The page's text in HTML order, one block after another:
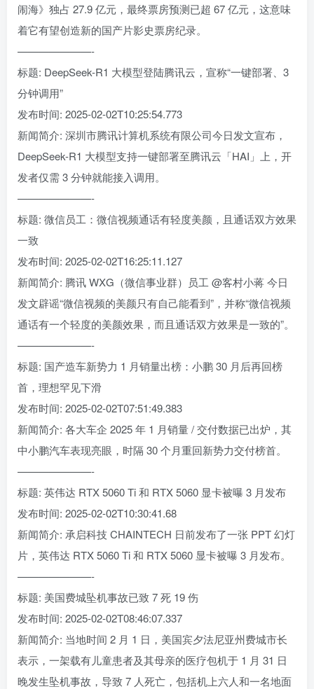
闹海》独占 27.9 亿元，最终票房预测已超 67 亿元，这意味
着它有望创造新的国产片影史票房纪录。
———————-
标题: DeepSeek-R1 大模型登陆腾讯云，宣称“一键部署、3
分钟调用”
发布时间: 2025-02-02T10:25:54.773
新闻简介: 深圳市腾讯计算机系统有限公司今日发文宣布，
DeepSeek-R1 大模型支持一键部署至腾讯云「HAI」上，开
发者仅需 3 分钟就能接入调用。
———————-
标题: 微信员工：微信视频通话有轻度美颜，且通话双方效果
一致
发布时间: 2025-02-02T16:25:11.127
新闻简介: 腾讯 WXG（微信事业群）员工 @客村小蒋 今日
发文辟谣“微信视频的美颜只有自己能看到”，并称“微信视频
通话有一个轻度的美颜效果，而且通话双方效果是一致的”。
———————-
标题: 国产造车新势力 1 月销量出榜：小鹏 30 月后再回榜
首，理想罕见下滑
发布时间: 2025-02-02T07:51:49.383
新闻简介: 各大车企 2025 年 1 月销量 / 交付数据已出炉，其
中小鹏汽车表现亮眼，时隔 30 个月重回新势力交付榜首。
———————-
标题: 英伟达 RTX 5060 Ti 和 RTX 5060 显卡被曝 3 月发布
发布时间: 2025-02-02T10:30:41.68
新闻简介: 承启科技 CHAINTECH 日前发布了一张 PPT 幻灯
片，英伟达 RTX 5060 Ti 和 RTX 5060 显卡被曝 3 月发布。
———————-
标题: 美国费城坠机事故已致 7 死 19 伤
发布时间: 2025-02-02T08:46:07.337
新闻简介: 当地时间 2 月 1 日，美国宾夕法尼亚州费城市长
表示，一架载有儿童患者及其母亲的医疗包机于 1 月 31 日
晚发生坠机事故，导致 7 人死亡，包括机上六人和一名地面